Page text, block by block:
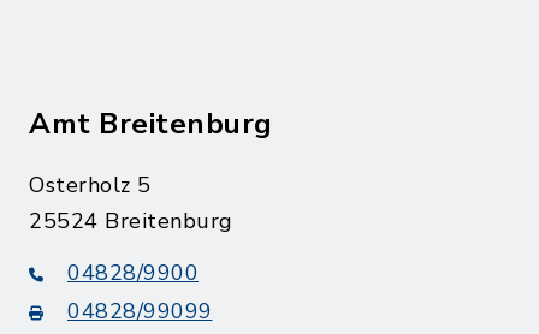
Amt Breitenburg
Osterholz 5
25524 Breitenburg
04828/9900
04828/99099